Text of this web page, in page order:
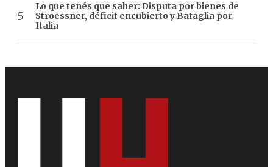
Lo que tenés que saber: Disputa por bienes de
Stroessner, déficit encubierto y Bataglia por
Italia